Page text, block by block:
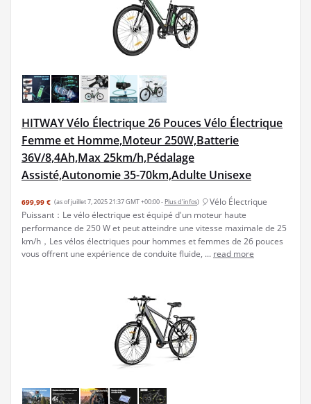
HITWAY Vélo Électrique 26 Pouces Vélo Électrique
Femme et Homme,Moteur 250W,Batterie
36V/8,4Ah,Max 25km/h,Pédalage
Assisté,Autonomie 35-70km,Adulte Unisexe
699,99 € (as of juillet 7, 2025 21:37 GMT +00:00 - Plus d’infos) 🎈Vélo Électrique
Puissant：Le vélo électrique est équipé d'un moteur haute
performance de 250 W et peut atteindre une vitesse maximale de 25
km/h，Les vélos électriques pour hommes et femmes de 26 pouces
vous offrent une expérience de conduite fluide, ... read more